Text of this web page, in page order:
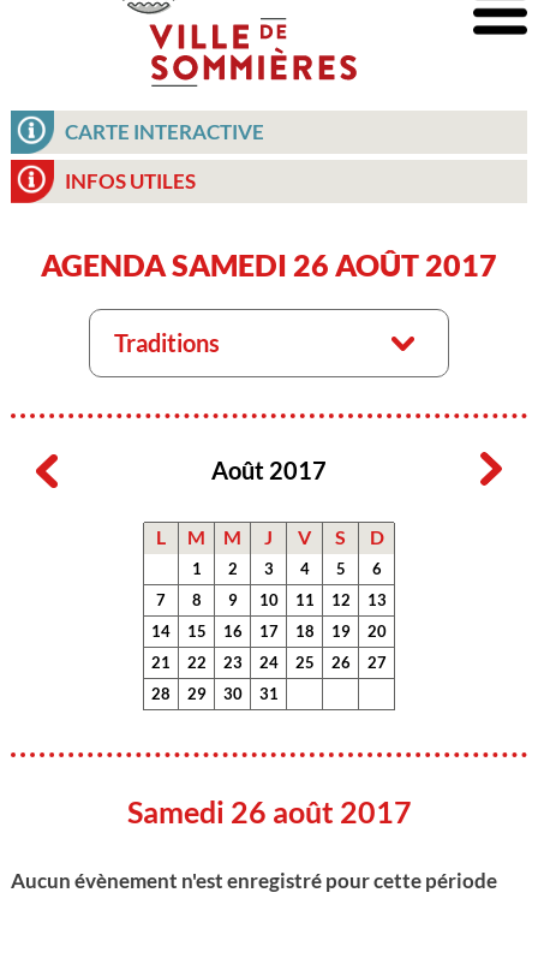
CARTE INTERACTIVE
INFOS UTILES
AGENDA SAMEDI 26 AOÛT 2017
Traditions
Août 2017
L M M J V S D
1 2 3 4 5
6
7
8 9 10 11 12
13
14
15 16 17 18 19
20
21
22 23 24 25 26
27
28
29 30 31
Samedi 26 août 2017
Aucun évènement n'est enregistré pour cette période